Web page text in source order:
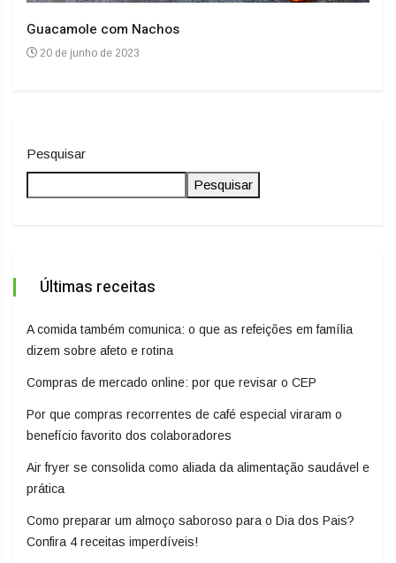
Guacamole com Nachos
20 de junho de 2023
Pesquisar
Pesquisar
Últimas receitas
A comida também comunica: o que as refeições em família
dizem sobre afeto e rotina
Compras de mercado online: por que revisar o CEP
Por que compras recorrentes de café especial viraram o
benefício favorito dos colaboradores
Air fryer se consolida como aliada da alimentação saudável e
prática
Como preparar um almoço saboroso para o Dia dos Pais?
Confira 4 receitas imperdíveis!